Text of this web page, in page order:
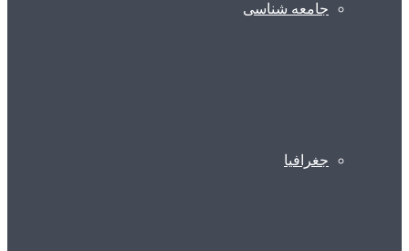
جامعه شناسی
جغرافیا